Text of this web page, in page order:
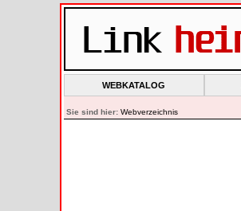
WEBKATALOG
Sie sind hier: Webverzeichnis